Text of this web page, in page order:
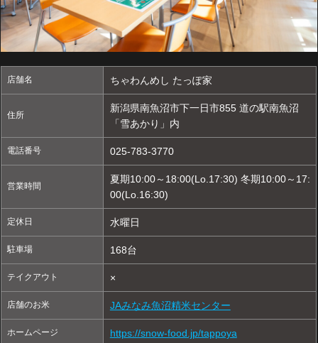
店舗名 ちゃわんめし たっぽ家
住所
新潟県南魚沼市下一日市855 道の駅南魚沼
「雪あかり」内
電話番号 025-783-3770
営業時間
夏期10:00～18:00(Lo.17:30) 冬期10:00～17:
00(Lo.16:30)
定休日 水曜日
駐車場 168台
テイクアウト ×
店舗のお米 JAみなみ魚沼精米センター
ホームページ https://snow-food.jp/tappoya